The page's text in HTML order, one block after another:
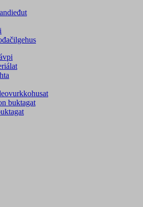
buktagat